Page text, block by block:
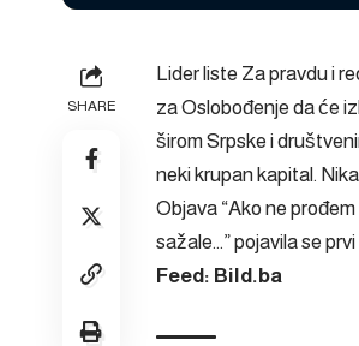
SHARE
Lider liste Za pravdu i
za Oslobođenje da će
širom Srpske i
neki krupan kapital.
Objava “Ako ne
sažale…”pojavila se
Feed: Bild.ba